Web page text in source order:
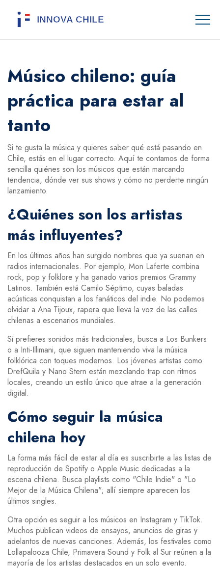
Músico chileno: guía
práctica para estar al
tanto
Si te gusta la música y quieres saber qué está pasando en
Chile, estás en el lugar correcto. Aquí te contamos de forma
sencilla quiénes son los músicos que están marcando
tendencia, dónde ver sus shows y cómo no perderte ningún
lanzamiento.
¿Quiénes son los artistas
más influyentes?
En los últimos años han surgido nombres que ya suenan en
radios internacionales. Por ejemplo, Mon Laferte combina
rock, pop y folklore y ha ganado varios premios Grammy
Latinos. También está Camilo Séptimo, cuyas baladas
acústicas conquistan a los fanáticos del indie. No podemos
olvidar a Ana Tijoux, rapera que lleva la voz de las calles
chilenas a escenarios mundiales.
Si prefieres sonidos más tradicionales, busca a Los Bunkers
o a Inti-Illimani, que siguen manteniendo viva la música
folklórica con toques modernos. Los jóvenes artistas como
DrefQuila y Nano Stern están mezclando trap con ritmos
locales, creando un estilo único que atrae a la generación
digital.
Cómo seguir la música
chilena hoy
La forma más fácil de estar al día es suscribirte a las listas de
reproducción de Spotify o Apple Music dedicadas a la
escena chilena. Busca playlists como "Chile Indie" o "Lo
Mejor de la Música Chilena"; allí siempre aparecen los
últimos singles.
Otra opción es seguir a los músicos en Instagram y TikTok.
Muchos publican videos de ensayos, anuncios de giras y
adelantos de nuevas canciones. Además, los festivales como
Lollapalooza Chile, Primavera Sound y Folk al Sur reúnen a la
mayoría de los artistas destacados en un solo evento.